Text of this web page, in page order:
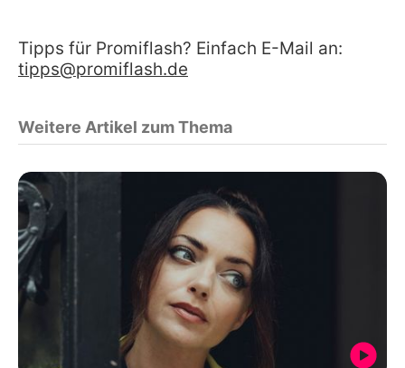
Tipps für Promiflash? Einfach E-Mail an:
tipps@promiflash.de
Weitere Artikel zum Thema